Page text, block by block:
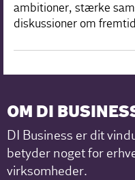
ambitioner, stærke
diskussioner om
OM DI
DI Business er dit
betyder noget for
virksomheder.